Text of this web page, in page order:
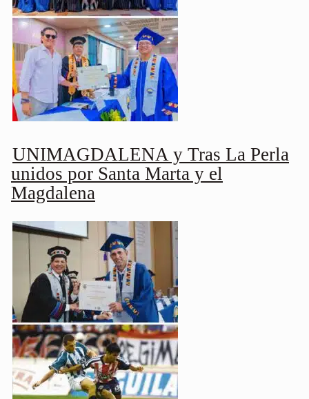
UNIMAGDALENA y Tras La Perla
unidos por Santa Marta y el
Magdalena